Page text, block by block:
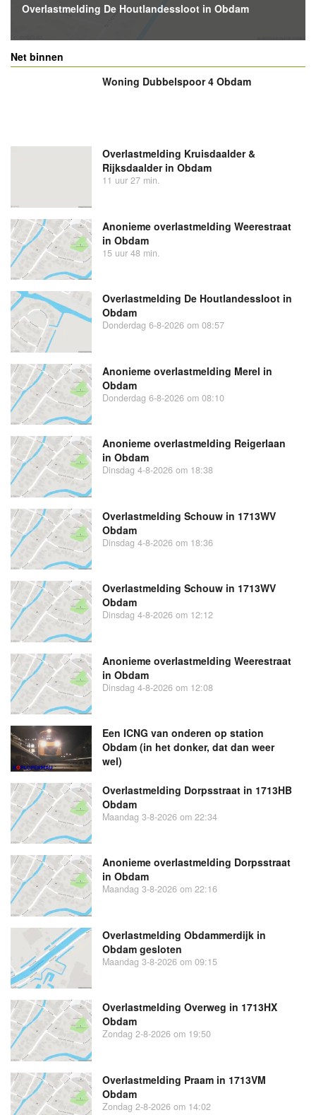
Overlastmelding De Houtlandessloot in Obdam
Net binnen
Woning Dubbelspoor 4 Obdam
Overlastmelding Kruisdaalder &
Rijksdaalder in Obdam
11 uur 27 min.
Anonieme overlastmelding Weerestraat
in Obdam
15 uur 48 min.
Overlastmelding De Houtlandessloot in
Obdam
Donderdag 6-8-2026 om 08:57
Anonieme overlastmelding Merel in
Obdam
Donderdag 6-8-2026 om 08:10
Anonieme overlastmelding Reigerlaan
in Obdam
Dinsdag 4-8-2026 om 18:38
Overlastmelding Schouw in 1713WV
Obdam
Dinsdag 4-8-2026 om 18:36
Overlastmelding Schouw in 1713WV
Obdam
Dinsdag 4-8-2026 om 12:12
Anonieme overlastmelding Weerestraat
in Obdam
Dinsdag 4-8-2026 om 12:08
Een ICNG van onderen op station
Obdam (in het donker, dat dan weer
wel)
Overlastmelding Dorpsstraat in 1713HB
Obdam
Maandag 3-8-2026 om 22:34
Anonieme overlastmelding Dorpsstraat
in Obdam
Maandag 3-8-2026 om 22:16
Overlastmelding Obdammerdijk in
Obdam gesloten
Maandag 3-8-2026 om 09:15
Overlastmelding Overweg in 1713HX
Obdam
Zondag 2-8-2026 om 19:50
Overlastmelding Praam in 1713VM
Obdam
Zondag 2-8-2026 om 14:02